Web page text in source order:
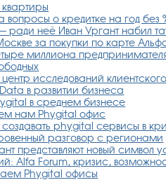
вопросы о кредитке на год без
ради неё Иван Ургант набил
за покупки по карте
миллиона
исследований
в развитии бизнеса
в среднем бизнесе
нам Phygital офис
phygital сервисы в
разговор с регионами
представляют новый символ
Alfa Forum, кризис,
Phygital офисы